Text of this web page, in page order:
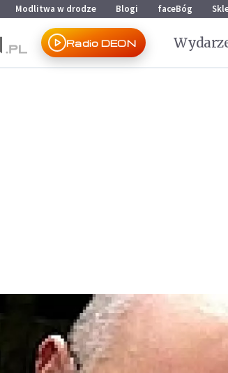
Modlitwa w drodze Blogi faceBóg
Radio DEON